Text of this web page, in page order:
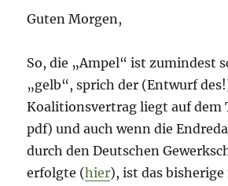
Guten Morgen,
So, die „Ampel“ ist zumindest
„gelb“, sprich der (Entwurf
Koalitionsvertrag liegt auf dem
pdf) und auch wenn die
durch den Deutschen
erfolgte (hier), ist das bisherige